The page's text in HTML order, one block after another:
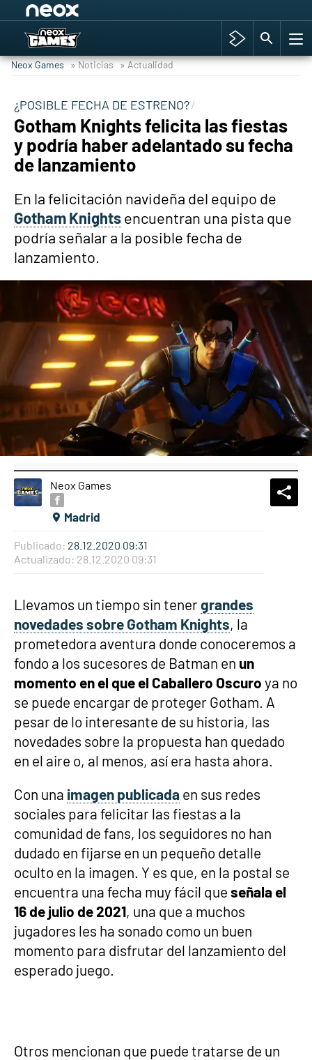
Hyrule Warriors: La Era del Cataclismo
Cyberpunk 2077
Hyrule Warriors
Asia peculiar tradición
Neox Games » Noticias » Actualidad
¿POSIBLE FECHA DE ESTRENO?
Gotham Knights felicita las fiestas
y podría haber adelantado su fecha
de lanzamiento
En la felicitación navideña del equipo de
Gotham Knightsencuentran una pista que
podría señalar a la posible fecha de
lanzamiento.
Neox Games
Madrid
Publicado: 28.12.2020 09:31
Actualizado: 28.12.2020 09:31
Llevamos un tiempo sin tenergrandes
novedades sobre Gotham Knights, la
prometedora aventura donde conoceremos a
fondo a los sucesores de Batman en un
momento en el que el Caballero Oscuro ya no
se puede encargar de proteger Gotham. A
pesar de lo interesante de su historia, las
novedades sobre la propuesta han quedado
en el aire o, al menos, así era hasta ahora.
Con una imagen publicada en sus redes
sociales para felicitar las fiestas a la
comunidad de fans, los seguidores no han
dudado en fijarse en un pequeño detalle
oculto en la imagen. Y es que, en la postal se
encuentra una fecha muy fácil que señala el
16 de julio de 2021, una que a muchos
jugadores les ha sonado como un buen
momento para disfrutar del lanzamiento del
esperado juego.
Otros mencionan que puede tratarse de un